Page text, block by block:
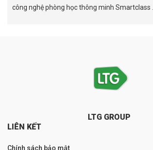
công nghệ phòng học thông minh Smartclass ...
LTG GROUP
LIÊN KẾT
Chính sách bảo mật